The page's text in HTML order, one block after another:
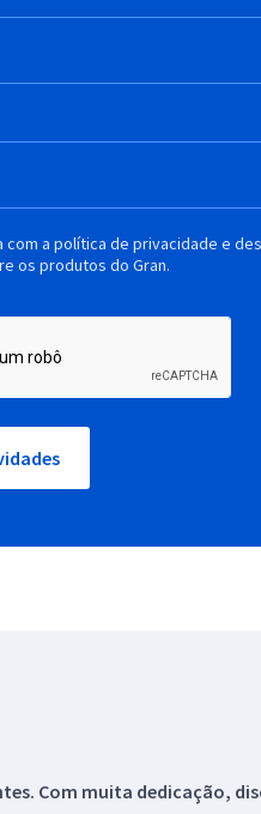
com a política de privacidade e
os produtos do Gran.
Com muita dedicação,